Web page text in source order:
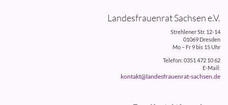
Landesfrauenrat Sachsen e.V.
Strehlener Str. 12-14
01069 Dresden
Mo – Fr 9 bis 15 Uhr
Telefon: 0351 472 10 62
E-Mail:
kontakt@landesfrauenrat-sachsen.de